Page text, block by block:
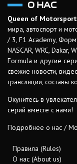
О НАС
Queen of Motorsport
мира, автоспорт и
/ 3, F1 Academy,
NASCAR, WRC, Dakar,
Formula и другие
свежие новости,
трансляции, составы
Окунитесь в
серий вместе с нами!
Подробнее о нас /
Правила (Rules)
О нас (About us)